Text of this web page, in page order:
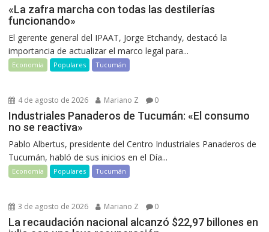
«La zafra marcha con todas las destilerías
funcionando»
El gerente general del IPAAT, Jorge Etchandy, destacó la
importancia de actualizar el marco legal para...
Economía Populares Tucumán
4 de agosto de 2026 Mariano Z 0
Industriales Panaderos de Tucumán: «El consumo
no se reactiva»
Pablo Albertus, presidente del Centro Industriales Panaderos de
Tucumán, habló de sus inicios en el Día...
Economía Populares Tucumán
3 de agosto de 2026 Mariano Z 0
La recaudación nacional alcanzó $22,97 billones en